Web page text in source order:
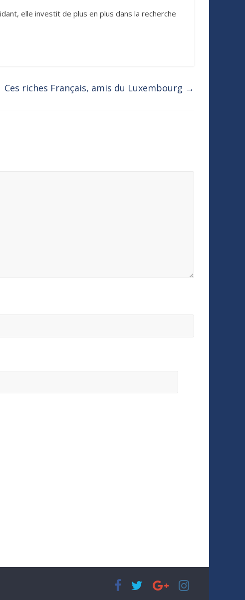
elle investit de plus en plus dans la recherche
Ces riches Français, amis du Luxembourg →